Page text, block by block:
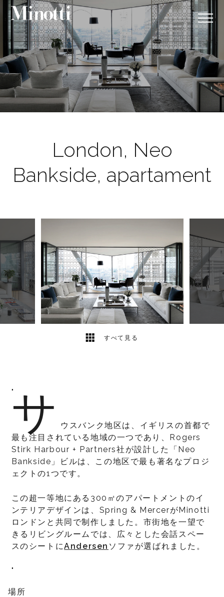
London, Neo
Bankside, apartament
すべて見る
5
"サ
ウスバンク地区は、イギリスの首都で
最も注目されている地域の一つであり、Rogers
Stirk Harbour + Partners社が設計した「Neo
Bankside」ビルは、この地区で最も著名なプロジ
ェクトの1つです。
この超一等地にある300㎡のアパートメントのイ
ンテリアデザインは、Spring & MercerがMinotti
ロンドンと共同で制作しました。市街地を一望で
きるリビングルームでは、広々とした会話スペー
スのシートにAndersen ソファが選ばれました。
"
場所